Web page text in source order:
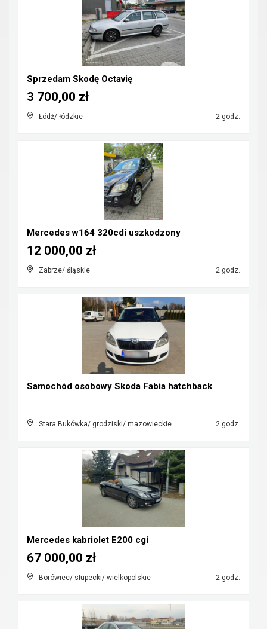
Sprzedam Skodę Octavię
Łódź/ łódzkie 2 godz.
3 700,00 zł
Mercedes w164 320cdi uszkodzony
Zabrze/ śląskie 2 godz.
12 000,00 zł
Samochód osobowy Skoda Fabia hatchback
Stara Bukówka/ grodziski/ mazowieckie 2 godz.
Mercedes kabriolet E200 cgi
Borówiec/ słupecki/ wielkopolskie 2 godz.
67 000,00 zł